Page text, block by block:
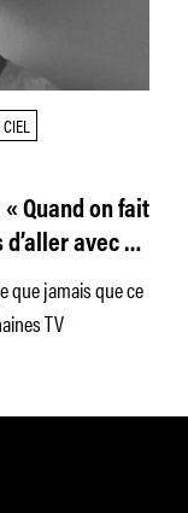
Quand on fait
avec sa
quand »
que jamais que ce
TV